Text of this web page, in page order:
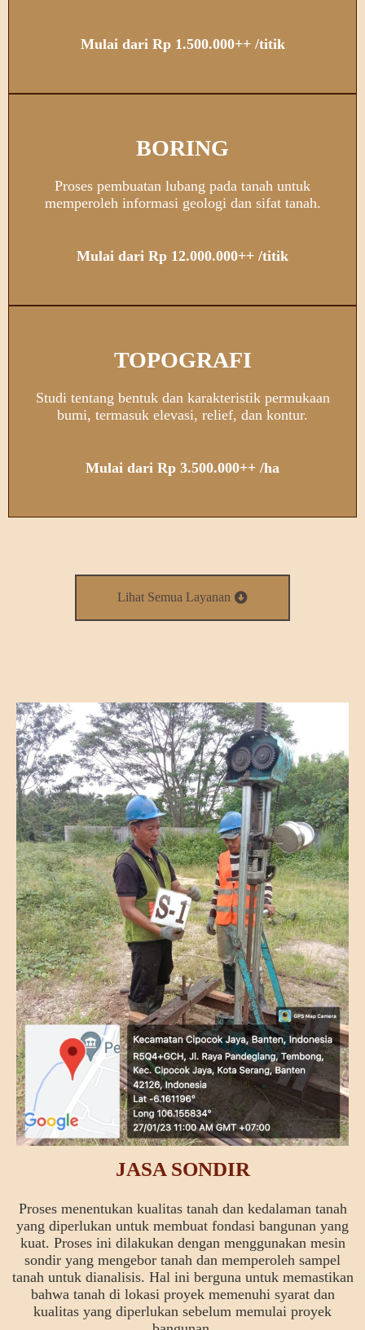
Mulai dari Rp 1.500.000++ /titik
BORING
Proses pembuatan lubang pada tanah untuk
memperoleh informasi geologi dan sifat tanah.
Mulai dari Rp 12.000.000++ /titik
TOPOGRAFI
Studi tentang bentuk dan karakteristik permukaan
bumi, termasuk elevasi, relief, dan kontur.
Mulai dari Rp 3.500.000++ /ha
Lihat Semua Layanan
JASA SONDIR
Proses menentukan kualitas tanah dan kedalaman tanah
yang diperlukan untuk membuat fondasi bangunan yang
kuat. Proses ini dilakukan dengan menggunakan mesin
sondir yang mengebor tanah dan memperoleh sampel
tanah untuk dianalisis. Hal ini berguna untuk memastikan
bahwa tanah di lokasi proyek memenuhi syarat dan
kualitas yang diperlukan sebelum memulai proyek